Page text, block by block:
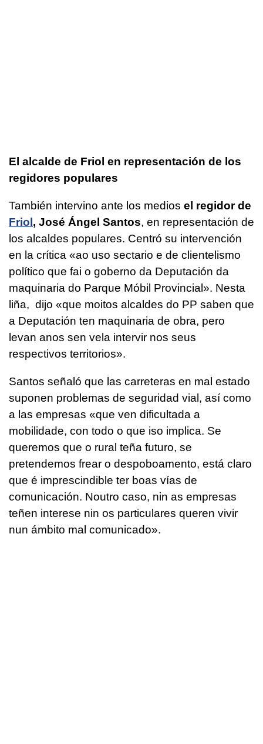
El alcalde de Friol en representación de los
regidores populares
También intervino ante los medios el regidor de
Friol , José Ángel Santos, en representación de
los alcaldes populares. Centró su intervención
en la crítica «ao uso sectario e de clientelismo
político que fai o goberno da Deputación da
maquinaria do Parque Móbil Provincial». Nesta
liña, dijo «que moitos alcaldes do PP saben que
a Deputación ten maquinaria de obra, pero
levan anos sen vela intervir nos seus
respectivos territorios».
Santos señaló que las carreteras en mal estado
suponen problemas de seguridad vial, así como
a las empresas «que ven dificultada a
mobilidade, con todo o que iso implica. Se
queremos que o rural teña futuro, se
pretendemos frear o despoboamento, está claro
que é imprescindible ter boas vías de
comunicación. Noutro caso, nin as empresas
teñen interese nin os particulares queren vivir
nun ámbito mal comunicado».